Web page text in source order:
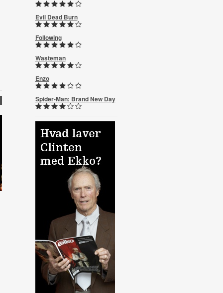
Evil Dead Burn
Following
Wasteman
Enzo
Spider-Man: Brand New Day